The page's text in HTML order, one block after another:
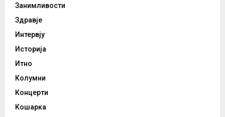
Занимливости
Здравје
Интервју
Историја
Итно
Колумни
Концерти
Кошарка